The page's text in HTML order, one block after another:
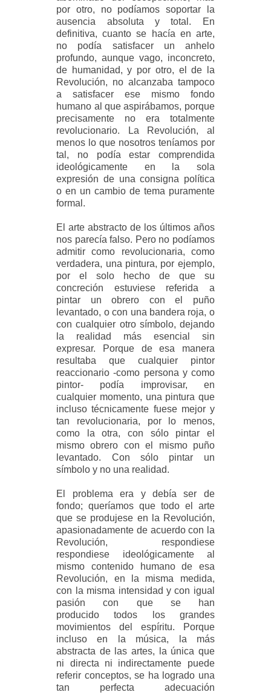
por otro, no podíamos soportar la
ausencia absoluta y total. En
definitiva, cuanto se hacía en arte,
no podía satisfacer un anhelo
profundo, aunque vago, inconcreto,
de humanidad, y por otro, el de la
Revolución, no alcanzaba tampoco
a satisfacer ese mismo fondo
humano al que aspirábamos, porque
precisamente no era totalmente
revolucionario. La Revolución, al
menos lo que nosotros teníamos por
tal, no podía estar comprendida
ideológicamente en la sola
expresión de una consigna política
o en un cambio de tema puramente
formal.
El arte abstracto de los últimos años
nos parecía falso. Pero no podíamos
admitir como revolucionaria, como
verdadera, una pintura, por ejemplo,
por el solo hecho de que su
concreción estuviese referida a
pintar un obrero con el puño
levantado, o con una bandera roja, o
con cualquier otro símbolo, dejando
la realidad más esencial sin
expresar. Porque de esa manera
resultaba que cualquier pintor
reaccionario -como persona y como
pintor- podía improvisar, en
cualquier momento, una pintura que
incluso técnicamente fuese mejor y
tan revolucionaria, por lo menos,
como la otra, con sólo pintar el
mismo obrero con el mismo puño
levantado. Con sólo pintar un
símbolo y no una realidad.
El problema era y debía ser de
fondo; queríamos que todo el arte
que se produjese en la Revolución,
apasionadamente de acuerdo con la
Revolución, respondiese
respondiese ideológicamente al
mismo contenido humano de esa
Revolución, en la misma medida,
con la misma intensidad y con igual
pasión con que se han
producido todos los grandes
movimientos del espíritu. Porque
incluso en la música, la más
abstracta de las artes, la única que
ni directa ni indirectamente puede
referir conceptos, se ha logrado una
tan perfecta adecuación